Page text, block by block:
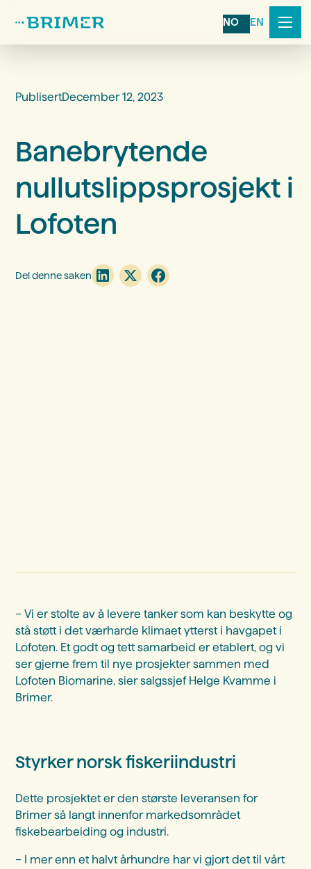
NO EN
PublisertDecember 12, 2023
Banebrytende
nullutslippsprosjekt i
Lofoten
Del denne saken
– Vi er stolte av å levere tanker som kan beskytte og
stå støtt i det værharde klimaet ytterst i havgapet i
Lofoten. Et godt og tett samarbeid er etablert, og vi
ser gjerne frem til nye prosjekter sammen med
Lofoten Biomarine, sier salgssjef Helge Kvamme i
Brimer.
Styrker norsk fiskeriindustri
Dette prosjektet er den største leveransen for
Brimer så langt innenfor markedsområdet
fiskebearbeiding og industri.
– I mer enn et halvt århundre har vi gjort det til vårt